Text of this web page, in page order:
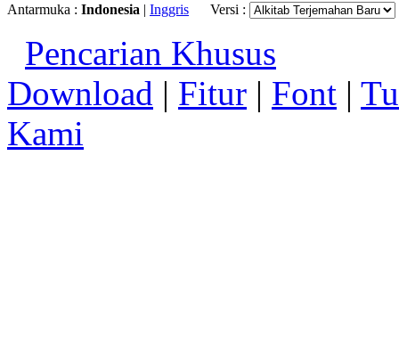
Antarmuka : Indonesia | Inggris Versi :
Pencarian Khusus
Download | Fitur | Font |
Kami